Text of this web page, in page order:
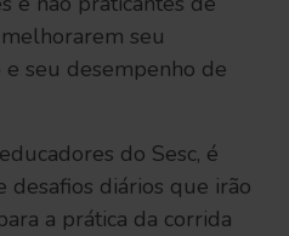
seu
seu desempenho de
do Sesc, é
desafios diários que irão
a prática da corrida